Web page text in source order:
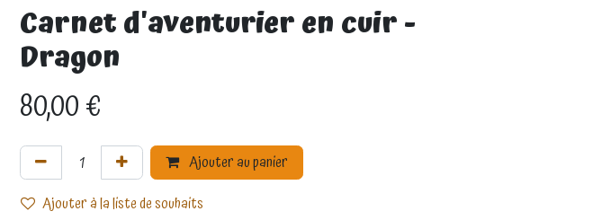
Carnet d'aventurier en cuir -
Dragon
80,00€
Ajouter au panier
Ajouter à la liste de souhaits